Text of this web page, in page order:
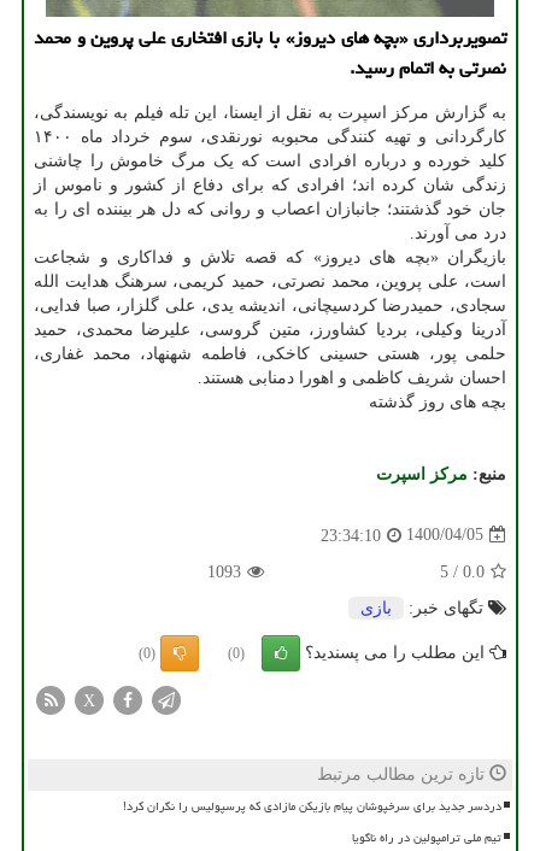
تصویربرداری «بچه های دیروز» با بازی افتخاری علی پروین و محمد
نصرتی به اتمام رسید.
به گزارش مرکز اسپرت به نقل از ایسنا، این تله فیلم به نویسندگی،
کارگردانی و تهیه کنندگی محبوبه نورنقدی، سوم خرداد ماه ۱۴۰۰
کلید خورده و درباره افرادی است که یک مرگ خاموش را چاشنی
زندگی شان کرده اند؛ افرادی که برای دفاع از کشور و ناموس از
جان خود گذشتند؛ جانبازان اعصاب و روانی که دل هر بیننده ای را به
درد می آورند.
بازیگران «بچه های دیروز» که قصه تلاش و فداکاری و شجاعت
است، علی پروین، محمد نصرتی، حمید کریمی، سرهنگ هدایت الله
سجادی، حمیدرضا کردسیچانی، اندیشه یدی، علی گلزار، صبا فدایی،
آدرینا وکیلی، بردیا کشاورز، متین گروسی، علیرضا محمدی، حمید
حلمی پور، هستی حسینی کاخکی، فاطمه شهنهاد، محمد غفاری،
احسان شریف کاظمی و اهورا دمنابی هستند.
بچه های روز گذشته
منبع: مركز اسپرت
1400/04/05
23:34:10
0.0
/
5
1093
تگهای خبر:
بازی
این مطلب را می پسندید؟ (0)
(0)
X
تازه ترین مطالب مرتبط
دردسر جدید برای سرخپوشان پیام بازیکن مازادی که پرسپولیس را نگران کرد!
تیم ملی ترامپولین در راه ناگویا